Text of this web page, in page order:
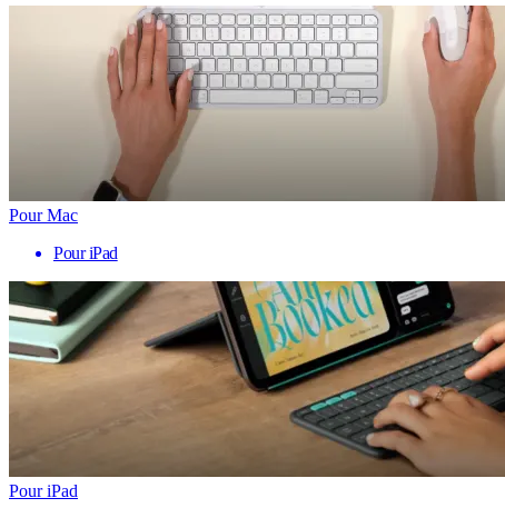
Pour Mac
Pour iPad
Pour iPad